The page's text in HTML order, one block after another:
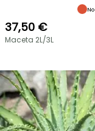
37,50 €
Maceta 2L/3L